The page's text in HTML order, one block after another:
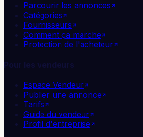
Parcourir les annonces
Catégories
Fournisseurs
Comment ça marche
Protection de l'acheteur
Pour les vendeurs
Espace Vendeur
Publier une annonce
Tarifs
Guide du vendeur
Profil d'entreprise